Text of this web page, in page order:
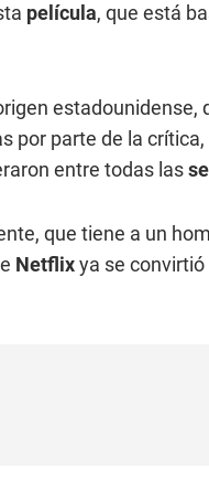
película, que está
estadounidense,
por parte de la
entre todas las
que tiene a un
Netflixya se convirtió